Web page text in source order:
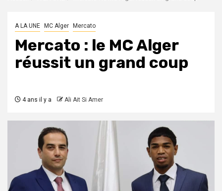
A LA UNE MC Alger Mercato
Mercato : le MC Alger
réussit un grand coup
4 ans il y a Ali Ait Si Amer